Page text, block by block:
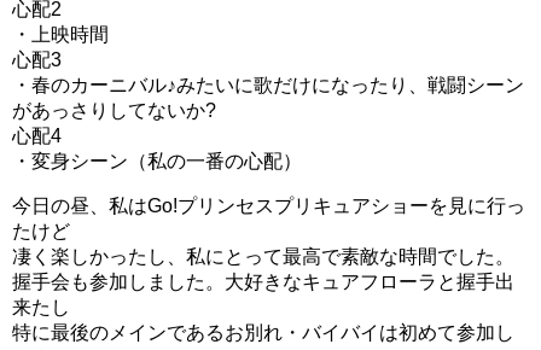
心配2
・上映時間
心配3
・春のカーニバル♪みたいに歌だけになったり、戦闘シーン
があっさりしてないか?
心配4
・変身シーン（私の一番の心配）
今日の昼、私はGo!プリンセスプリキュアショーを見に行っ
たけど
凄く楽しかったし、私にとって最高で素敵な時間でした。
握手会も参加しました。大好きなキュアフローラと握手出
来たし
特に最後のメインであるお別れ・バイバイは初めて参加し